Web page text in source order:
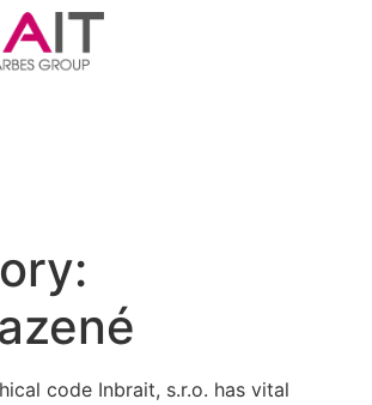
code Inbrait, s.r.o. has vital